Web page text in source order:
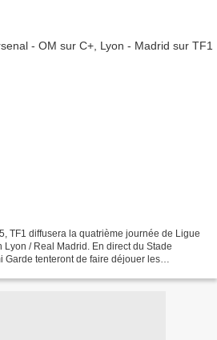
TF1 diffusera la quatrième journée de Ligue
/ Real Madrid. En direct du Stade
Garde tenteront de faire déjouer les